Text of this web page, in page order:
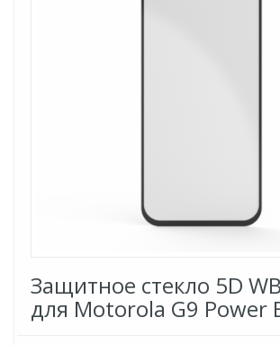
Защитное стекло 5D
для Motorola G9 Power